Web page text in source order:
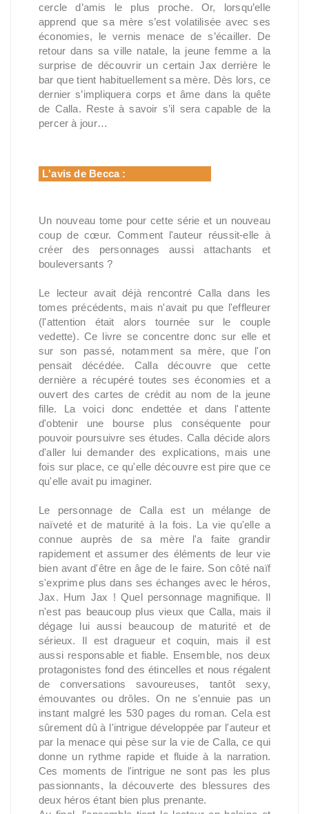
cercle d’amis le plus proche. Or, lorsqu’elle
apprend que sa mère s’est volatilisée avec ses
économies, le vernis menace de s’écailler. De
retour dans sa ville natale, la jeune femme a la
surprise de découvrir un certain Jax derrière le
bar que tient habituellement sa mère. Dès lors, ce
dernier s’impliquera corps et âme dans la quête
de Calla. Reste à savoir s’il sera capable de la
percer à jour…
L'avis de Becca :
Un nouveau tome pour cette série et un nouveau
coup de cœur. Comment l'auteur réussit-elle à
créer des personnages aussi attachants et
bouleversants ?
Le lecteur avait déjà rencontré Calla dans les
tomes précédents, mais n'avait pu que l'effleurer
(l'attention était alors tournée sur le couple
vedette). Ce livre se concentre donc sur elle et
sur son passé, notamment sa mère, que l'on
pensait décédée. Calla découvre que cette
dernière a récupéré toutes ses économies et a
ouvert des cartes de crédit au nom de la jeune
fille. La voici donc endettée et dans l'attente
d'obtenir une bourse plus conséquente pour
pouvoir poursuivre ses études. Calla décide alors
d'aller lui demander des explications, mais une
fois sur place, ce qu'elle découvre est pire que ce
qu'elle avait pu imaginer.
Le personnage de Calla est un mélange de
naïveté et de maturité à la fois. La vie qu'elle a
connue auprès de sa mère l'a faite grandir
rapidement et assumer des éléments de leur vie
bien avant d'être en âge de le faire. Son côté naïf
s'exprime plus dans ses échanges avec le héros,
Jax. Hum Jax ! Quel personnage magnifique. Il
n'est pas beaucoup plus vieux que Calla, mais il
dégage lui aussi beaucoup de maturité et de
sérieux. Il est dragueur et coquin, mais il est
aussi responsable et fiable. Ensemble, nos deux
protagonistes fond des étincelles et nous régalent
de conversations savoureuses, tantôt sexy,
émouvantes ou drôles. On ne s'ennuie pas un
instant malgré les 530 pages du roman. Cela est
sûrement dû à l'intrigue développée par l'auteur et
par la menace qui pèse sur la vie de Calla, ce qui
donne un rythme rapide et fluide à la narration.
Ces moments de l'intrigue ne sont pas les plus
passionnants, la découverte des blessures des
deux héros étant bien plus prenante.